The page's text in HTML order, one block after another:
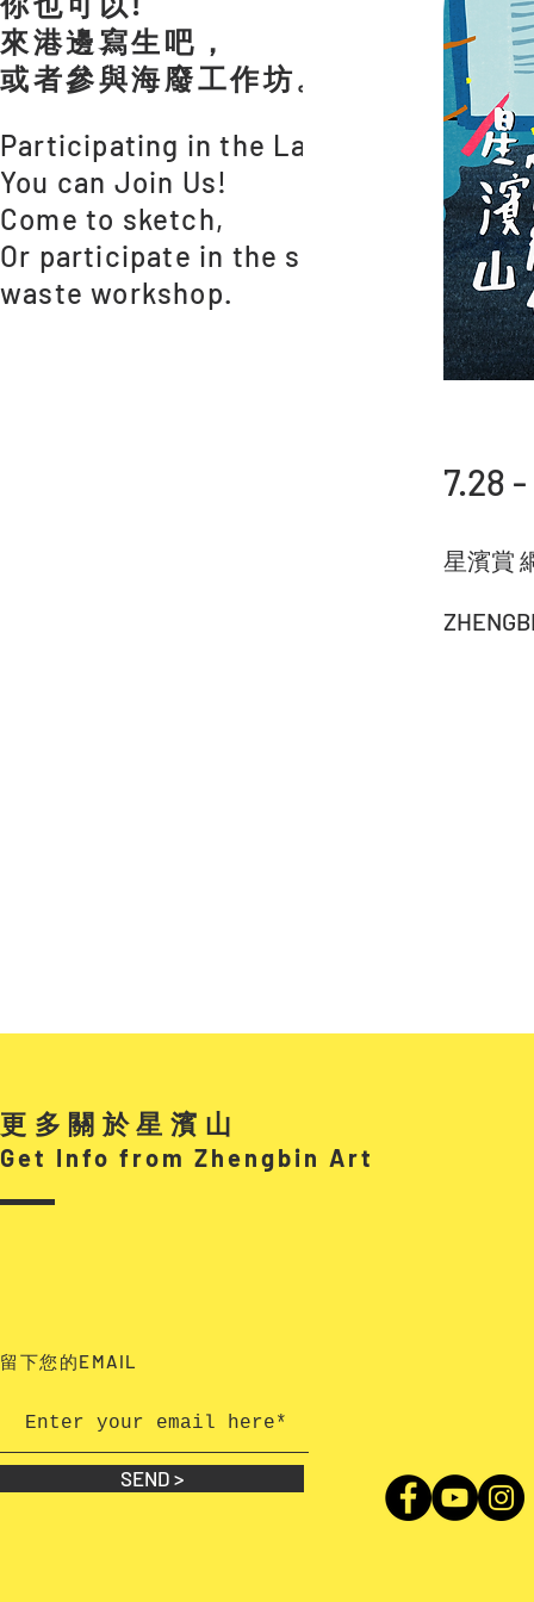
來港邊寫生吧，
或者參與海廢工作坊。
Participating in the Land,
You can Join Us!
Come to sketch,
Or participate in the sea
waste workshop.
7.28 -
星濱賞
更多關於星濱山
Get Info from Zhengbin Art
留下您的EMAIL
SEND >